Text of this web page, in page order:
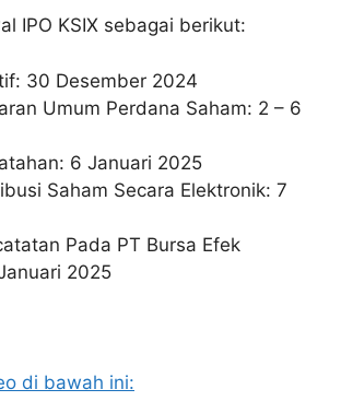
IPO KSIX sebagai berikut:
30 Desember 2024
Umum Perdana Saham: 2 – 6
6 Januari 2025
Saham Secara Elektronik: 7
Pada PT Bursa Efek
2025
di bawah ini: